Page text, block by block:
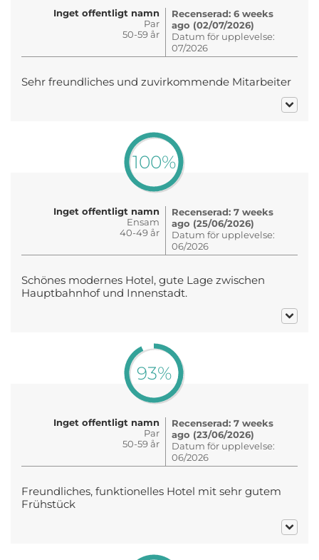
Inget offentligt namn
Par
50-59 år
Recenserad: 6 weeks
ago (02/07/2026)
Datum för upplevelse:
07/2026
Sehr freundliches und zuvirkommende Mitarbeiter
100%
Inget offentligt namn
Ensam
40-49 år
Recenserad: 7 weeks
ago (25/06/2026)
Datum för upplevelse:
06/2026
Schönes modernes Hotel, gute Lage zwischen
Hauptbahnhof und Innenstadt.
93%
Inget offentligt namn
Par
50-59 år
Recenserad: 7 weeks
ago (23/06/2026)
Datum för upplevelse:
06/2026
Freundliches, funktionelles Hotel mit sehr gutem
Frühstück